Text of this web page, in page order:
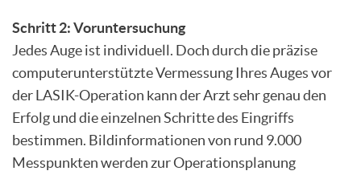
Schritt 2: Voruntersuchung
Jedes Auge ist individuell. Doch durch die präzise
computerunterstützte Vermessung Ihres Auges vor
der LASIK-Operation kann der Arzt sehr genau den
Erfolg und die einzelnen Schritte des Eingriffs
bestimmen. Bildinformationen von rund 9.000
Messpunkten werden zur Operationsplanung